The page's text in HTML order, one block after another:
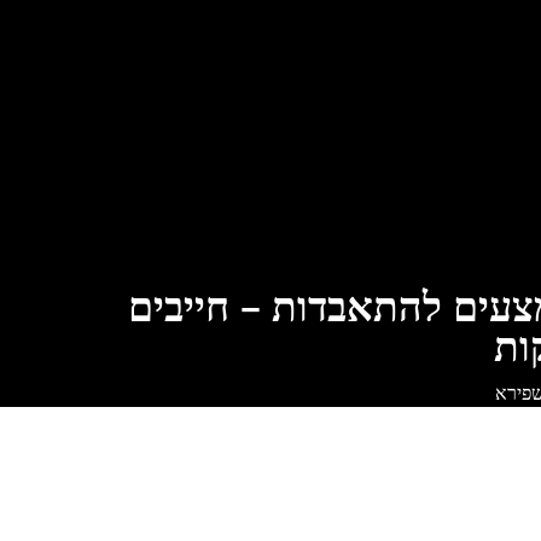
להתאבדות – חייבים